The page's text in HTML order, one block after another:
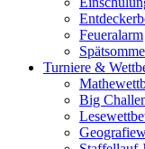
Feueralarm
Turniere &
Big